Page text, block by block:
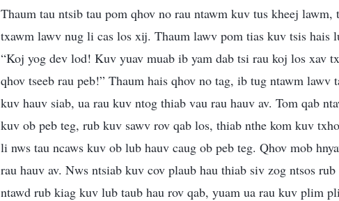
Thaum tau ntsib tau pom qhov no rau ntawm kuv tus kheej
txawm lawv nug li cas los xij. Thaum lawv pom tias kuv tsis hais
“Koj yog dev lod! Kuv yuav muab ib yam dab tsi rau koj los xav
qhov tseeb rau peb!” Thaum hais qhov no tag, ib tug ntawm lawv
kuv hauv siab, ua rau kuv ntog thiab vau rau hauv av. Tom qab
kuv ob peb teg, rub kuv sawv rov qab los, thiab nthe kom kuv
li nws tau ncaws kuv ob lub hauv caug ob peb teg. Qhov mob
rau hauv av. Nws ntsiab kuv cov plaub hau thiab siv zog ntsos
ntawd rub kiag kuv lub taub hau rov qab, yuam ua rau kuv plim